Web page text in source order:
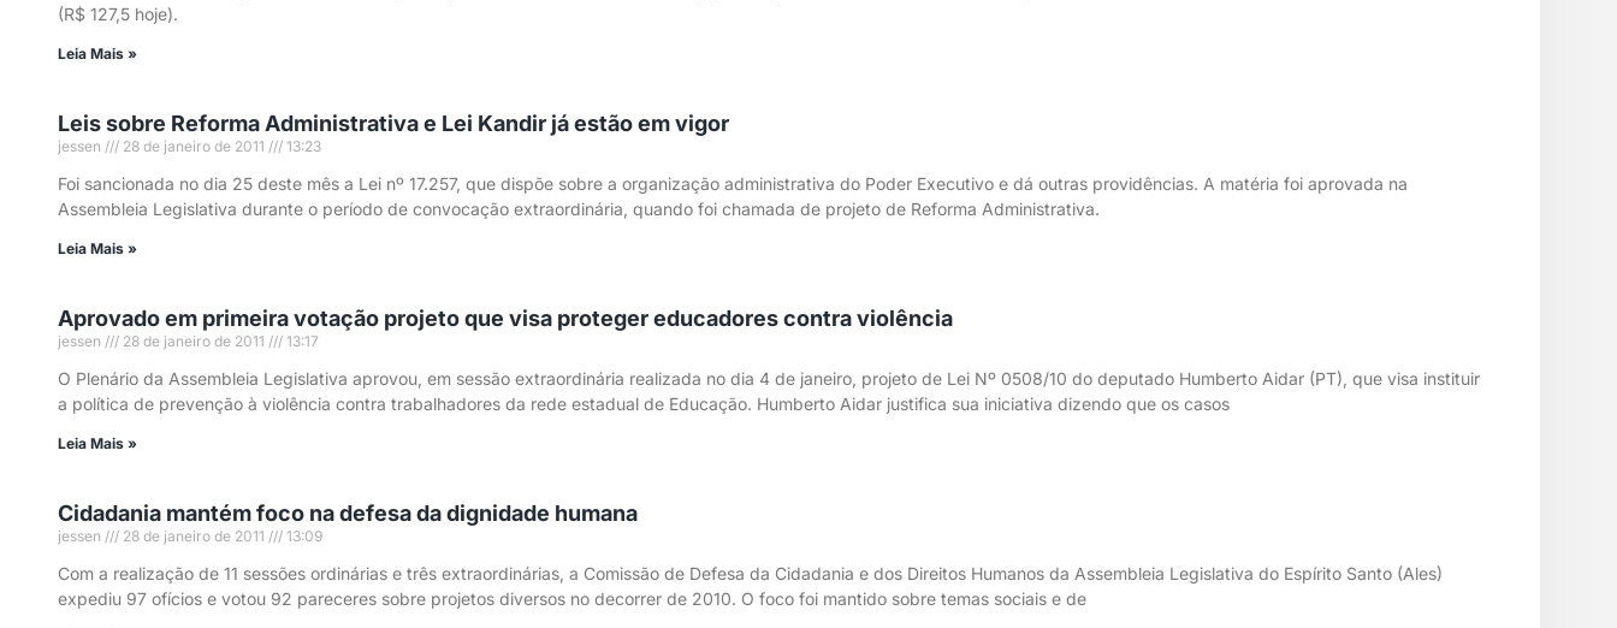
(R$ 127,5 hoje).
Leia Mais »
Leis sobre Reforma Administrativa e Lei Kandir já estão em vigor
jessen 28 de janeiro de 2011 13:23
Foi sancionada no dia 25 deste mês a Lei nº 17.257, que dispõe sobre a organização administrativa do Poder Executivo e dá outras providências. A matéria foi aprovada na
Assembleia Legislativa durante o período de convocação extraordinária, quando foi chamada de projeto de Reforma Administrativa.
Leia Mais »
Aprovado em primeira votação projeto que visa proteger educadores contra violência
jessen 28 de janeiro de 2011 13:17
O Plenário da Assembleia Legislativa aprovou, em sessão extraordinária realizada no dia 4 de janeiro, projeto de Lei Nº 0508/10 do deputado Humberto Aidar (PT), que visa instituir
a política de prevenção à violência contra trabalhadores da rede estadual de Educação. Humberto Aidar justifica sua iniciativa dizendo que os casos
Leia Mais »
Cidadania mantém foco na defesa da dignidade humana
jessen 28 de janeiro de 2011 13:09
Com a realização de 11 sessões ordinárias e três extraordinárias, a Comissão de Defesa da Cidadania e dos Direitos Humanos da Assembleia Legislativa do Espírito Santo (Ales)
expediu 97 ofícios e votou 92 pareceres sobre projetos diversos no decorrer de 2010. O foco foi mantido sobre temas sociais e de